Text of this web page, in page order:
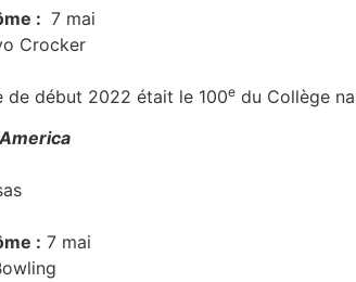
: 7 mai
Crocker
de début 2022 était le 100edu Collège
: 7 mai